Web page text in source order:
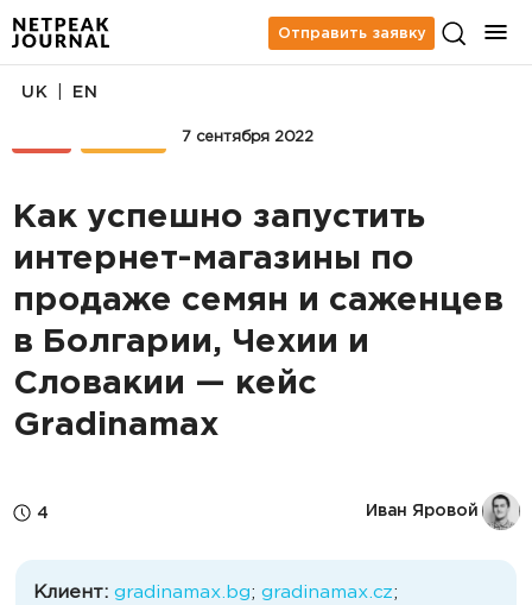
Отправить заявку
7 сентября 2022
UK EN
Как успешно запустить
интернет-магазины по
продаже семян и саженцев
в Болгарии, Чехии и
Словакии — кейс
Gradinamax
4 Иван Яровой
Клиент: gradinamax.bg; gradinamax.cz;